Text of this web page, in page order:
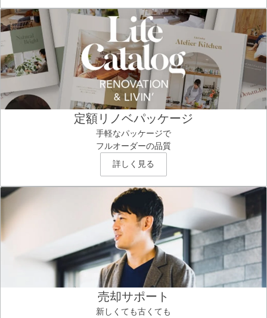
定額リノベパッケージ
手軽なパッケージで
フルオーダーの品質
詳しく見る
売却サポート
新しくても古くても